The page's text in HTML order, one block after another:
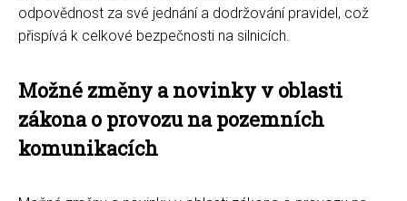
odpovědnost za své jednání a dodržování pravidel, což
přispívá k celkové bezpečnosti na silnicích.
Možné změny a novinky v oblasti
zákona o provozu na pozemních
komunikacích